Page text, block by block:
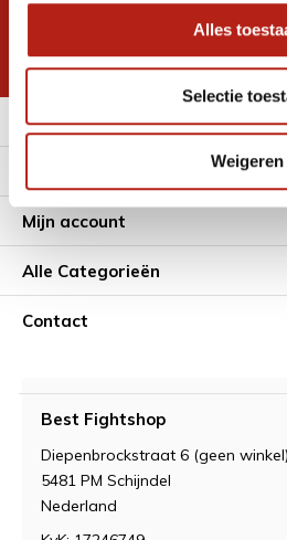
Alles
Selectie
Weigeren
* Lees hier de wettelijke beperkingen
Meer informatie
Mijn account
Alle Categorieën
Contact
Best Fightshop
Diepenbrockstraat 6 (geen winkel)
5481 PM Schijndel
Nederland